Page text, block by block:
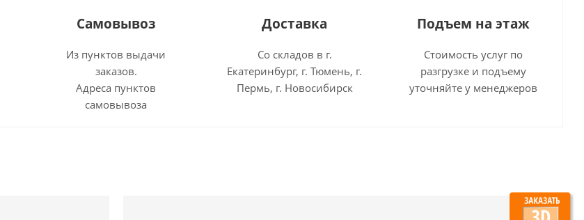
Самовывоз
Из пунктов выдачи
заказов.
Адреса пунктов
самовывоза
Доставка
Со складов в г.
Екатеринбург, г. Тюмень, г.
Пермь, г. Новосибирск
Подъем на этаж
Стоимость услуг по
разгрузке и подъему
уточняйте у менеджеров